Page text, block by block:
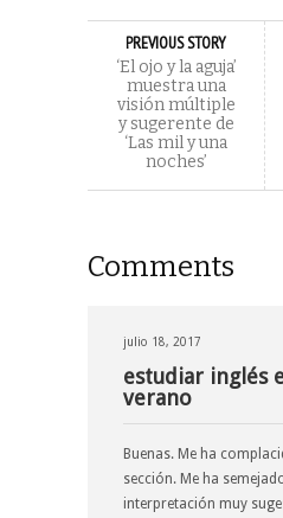
PREVIOUS STORY
‘El ojo y la aguja’
muestra una
visión múltiple
y sugerente de
‘Las mil y una
noches’
Comments
julio 18, 2017
estudiar inglés
verano
Buenas. Me ha
sección. Me ha
interpretación muy